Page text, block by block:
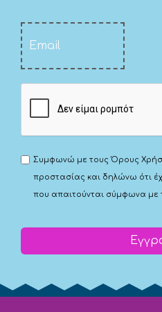
Συμφωνώ με τουςΌρους
προστασίας και δηλώνω ότι
που απαιτούνται σύμφωνα με